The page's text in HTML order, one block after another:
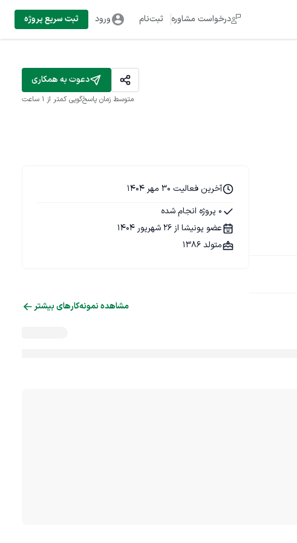
درخواست مشاوره ثبت‌نام ورود ثبت سریع پروژه
دعوت به همکاری
متوسط زمان پاسخ‌گویی کمتر از 1 ساعت
آخرین فعالیت 30 مهر 1404
0 پروژه انجام شده
عضو پونیشا از 26 شهریور 1404
متولد 1386
مشاهده نمونه‌کارهای بیشتر